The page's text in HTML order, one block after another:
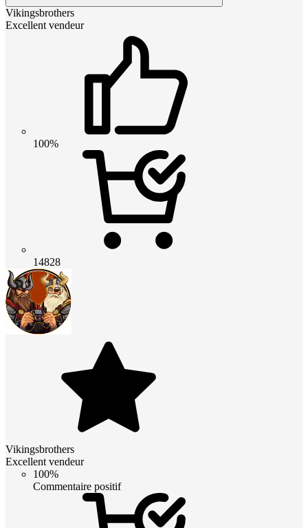
Vikingsbrothers
Excellent vendeur
100%
14828
Vikingsbrothers
Excellent vendeur
100%
Commentaire positif